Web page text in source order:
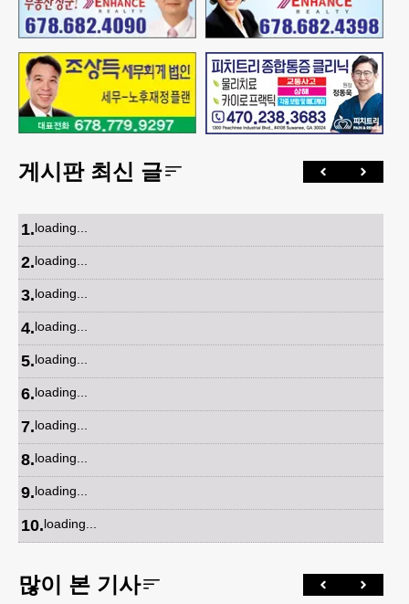
게시판 최신 글
1.loading...
2.loading...
3.loading...
4.loading...
5.loading...
6.loading...
7.loading...
8.loading...
9.loading...
10.loading...
많이 본 기사